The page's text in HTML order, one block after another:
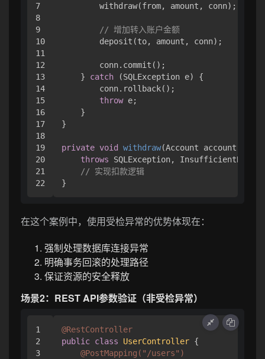
7
8
9
10
11
12
13
14
15
16
17
18
19
20
21
        withdraw(from, amount, conn);
// 增加转入账户金额
        deposit(to, amount, conn);
        conn.commit();
    }
catch (SQLException e) {
        conn.rollback();
throw e;
    }
}
private void withdraw(Account account,
throws SQLException,
// 实现扣款逻辑
在这个案例中，使用受检异常的优势体现在：
强制处理数据库连接异常
明确事务回滚的处理路径
保证资源的安全释放
场景2：REST API参数验证（非受检异常）
1
2
3
@RestController
public class UserController {
@PostMapping("/users")